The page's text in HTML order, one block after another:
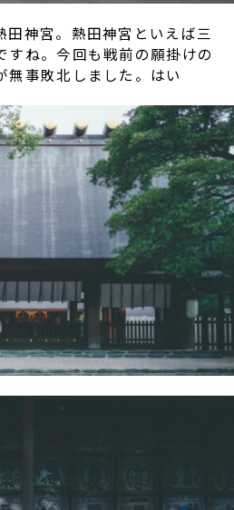
田神宮。熱田神宮といえば三
すね。今回も戦前の願掛けの
無事敗北しました。はい